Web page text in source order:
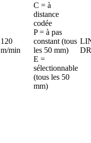
120
m/min
C = à
distance
codée
P = à pas
constant (tous
les 50 mm)
E =
sélectionnable
(tous les 50
mm)